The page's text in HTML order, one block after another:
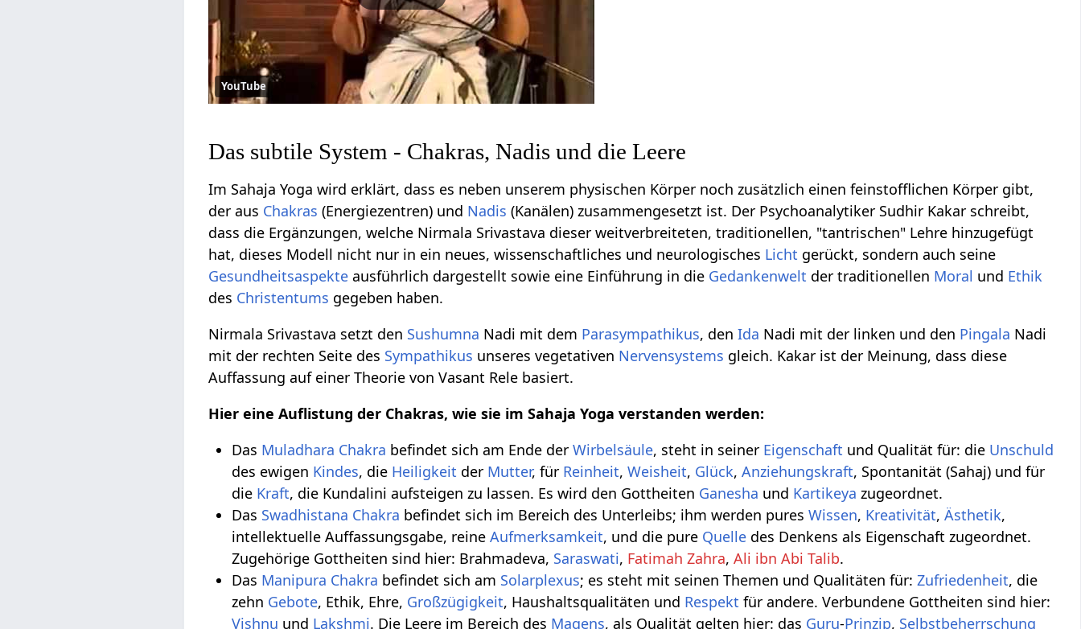
YouTube
Das subtile System - Chakras, Nadis und die Leere
Im Sahaja Yoga wird erklärt, dass es neben unserem physischen Körper noch zusätzlich einen feinstofflichen Körper gibt,
der aus Chakras (Energiezentren) und Nadis (Kanälen) zusammengesetzt ist. Der Psychoanalytiker Sudhir Kakar schreibt,
dass die Ergänzungen, welche Nirmala Srivastava dieser weitverbreiteten, traditionellen, "tantrischen" Lehre hinzugefügt
hat, dieses Modell nicht nur in ein neues, wissenschaftliches und neurologisches Licht gerückt, sondern auch seine
Gesundheitsaspekte ausführlich dargestellt sowie eine Einführung in die Gedankenwelt der traditionellen Moral und Ethik
des Christentums gegeben haben.
Nirmala Srivastava setzt den Sushumna Nadi mit dem Parasympathikus, denIda Nadi mit der linken und den Pingala Nadi
mit der rechten Seite des Sympathikus unseres vegetativen Nervensystems gleich. Kakar ist der Meinung, dass diese
Auffassung auf einer Theorie von Vasant Rele basiert.
Hier eine Auflistung der Chakras, wie sie im Sahaja Yoga verstanden werden:
Das Muladhara Chakra befindet sich am Ende derWirbelsäule, steht in seiner Eigenschaft und Qualität für: die Unschuld
des ewigen Kindes, die Heiligkeit der Mutter, für Reinheit,Weisheit, Glück,Anziehungskraft, Spontanität (Sahaj) und für
die Kraft, die Kundalini aufsteigen zu lassen. Es wird den Gottheiten Ganesha und Kartikeya zugeordnet.
Das Swadhistana Chakra befindet sich im Bereich des Unterleibs; ihm werden puresWissen, Kreativität,Ästhetik,
intellektuelle Auffassungsgabe, reineAufmerksamkeit, und die pure Quelle des Denkens als Eigenschaft zugeordnet.
Zugehörige Gottheiten sind hier: Brahmadeva, Saraswati, Fatimah Zahra,Ali ibn Abi Talib.
Das Manipura Chakra befindet sich am Solarplexus; es steht mit seinen Themen und Qualitäten für:Zufriedenheit, die
zehn Gebote, Ethik, Ehre, Großzügigkeit, Haushaltsqualitäten und Respekt für andere. Verbundene Gottheiten sind hier:
Vishnu und Lakshmi. Die Leere im Bereich des Magens, als Qualität gelten hier: das Guru-Prinzip, Selbstbeherrschung